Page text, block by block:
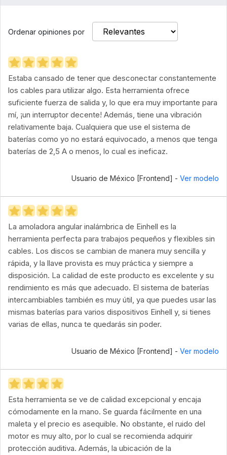
Ordenar opiniones por
Estaba cansado de tener que desconectar constantemente
los cables para utilizar algo. Esta herramienta ofrece
suficiente fuerza de salida y, lo que era muy importante para
mí, ¡un interruptor decente! Además, tiene una vibración
relativamente baja. Cualquiera que use el sistema de
baterías como yo no estará equivocado, a menos que tenga
baterías de 2,5 A o menos, lo cual es ineficaz.
Usuario de México [Frontend] - Ver modelo
La amoladora angular inalámbrica de Einhell es la
herramienta perfecta para trabajos pequeños y flexibles sin
cables. Los discos se cambian de manera muy sencilla y
rápida, y la llave provista es muy práctica y siempre a
disposición. La calidad de este producto es excelente y su
rendimiento es más que adecuado. El sistema de baterías
intercambiables también es muy útil, ya que puedes usar las
mismas baterías para varios dispositivos Einhell y, si tienes
varias de ellas, nunca te quedarás sin poder.
Usuario de México [Frontend] - Ver modelo
Esta herramienta se ve de calidad excepcional y encaja
cómodamente en la mano. Se guarda fácilmente en una
maleta y el precio es asequible. No obstante, el ruido del
motor es muy alto, por lo cual se recomienda adquirir
protección auditiva. Además, la ubicación de la